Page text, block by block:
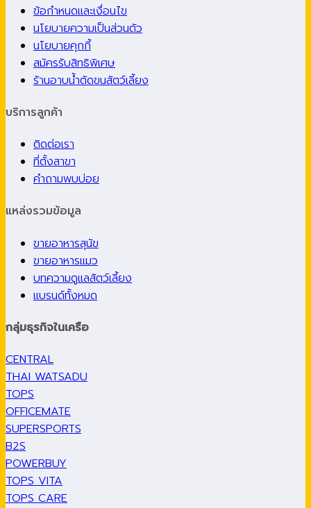
ข้อกำหนดและเงื่อนไข
นโยบายความเป็นส่วนตัว
นโยบายคุกกี้
สมัครรับสิทธิพิเศษ
ร้านอาบน้ำตัดขนสัตว์เลี้ยง
บริการลูกค้า
ติดต่อเรา
ที่ตั้งสาขา
คำถามพบบ่อย
แหล่งรวมข้อมูล
ขายอาหารสุนัข
ขายอาหารแมว
บทความดูแลสัตว์เลี้ยง
แบรนด์ทั้งหมด
กลุ่มธุรกิจในเครือ
CENTRAL
THAI WATSADU
TOPS
OFFICEMATE
SUPERSPORTS
B2S
POWERBUY
TOPS VITA
TOPS CARE